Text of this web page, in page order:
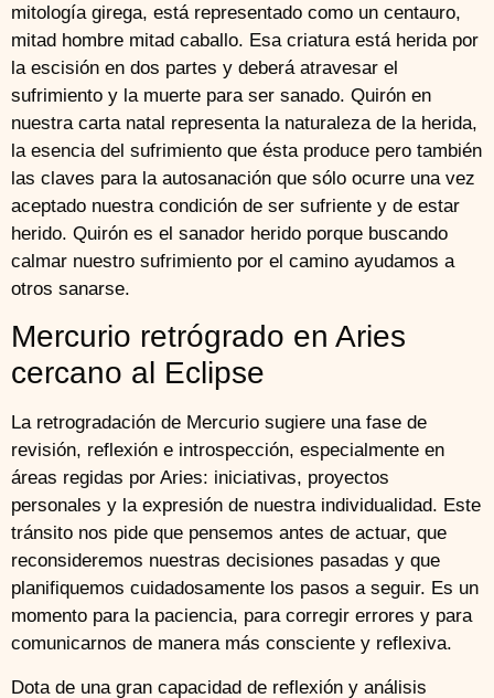
mitología girega, está representado como un centauro,
mitad hombre mitad caballo. Esa criatura está herida por
la escisión en dos partes y deberá atravesar el
sufrimiento y la muerte para ser sanado. Quirón en
nuestra carta natal representa la naturaleza de la herida,
la esencia del sufrimiento que ésta produce pero también
las claves para la autosanación que sólo ocurre una vez
aceptado nuestra condición de ser sufriente y de estar
herido. Quirón es el sanador herido porque buscando
calmar nuestro sufrimiento por el camino ayudamos a
otros sanarse.
Mercurio retrógrado en Aries
cercano al Eclipse
La retrogradación de Mercurio sugiere una fase de
revisión, reflexión e introspección, especialmente en
áreas regidas por Aries: iniciativas, proyectos
personales y la expresión de nuestra individualidad. Este
tránsito nos pide que pensemos antes de actuar, que
reconsideremos nuestras decisiones pasadas y que
planifiquemos cuidadosamente los pasos a seguir. Es un
momento para la paciencia, para corregir errores y para
comunicarnos de manera más consciente y reflexiva.
Dota de una gran capacidad de reflexión y análisis